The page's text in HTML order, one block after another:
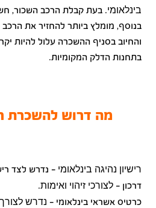
בינלאומי. בעת קבלת הרכב השכור,
בנוסף, מומלץ ביותר להחזיר את
והחיוב בסניף ההשכרה עלול להיות
בתחנות הדלק המקומיות.
מה דרוש להשכרת
רישיון נהיגה בינלאומי - נדרש לצד
דרכון - לצורכי זיהוי ואימות.
כרטיס אשראי בינלאומי - נדרש